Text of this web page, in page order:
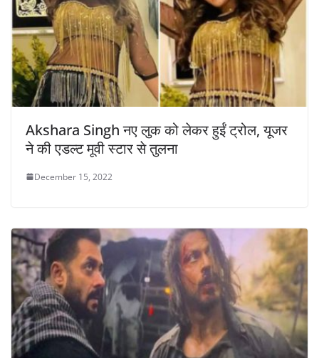
Akshara Singh नए लुक को लेकर हुईं ट्रोल, यूजर
ने की एडल्ट मूवी स्टार से तुलना
December 15, 2022